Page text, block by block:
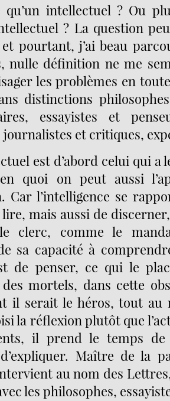
qu’un intellectuel ? Ou
? La question
pourtant, j’ai beau
nulle définition ne me
les problèmes en
distinctions
essayistes et
journalistes et critiques,
est d’abord celui qui a
quoi on peut aussi
Car l’intelligence se
mais aussi de
clerc, comme le
sa capacité à
de penser, ce qui le
mortels, dans cette
il serait le héros, tout au
la réflexion plutôt que
il prend le temps
Maître de la
au nom des
les philosophes,